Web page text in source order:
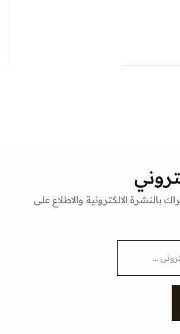
بالنشرة الالكترونية والاطلاع على